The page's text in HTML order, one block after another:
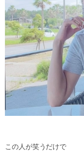
この人が笑うだけで